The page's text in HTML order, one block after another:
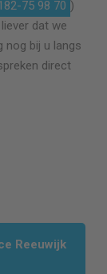
75 98 70 )
dat we
nog bij u langs
direct
Reeuwijk